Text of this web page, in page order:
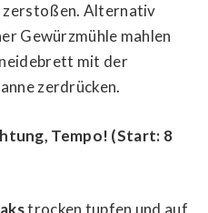
zerstoßen. Alternativ
Gewürzmühle mahlen
mit der
zerdrücken.
Tempo! (Start: 8
trocken tupfen und auf